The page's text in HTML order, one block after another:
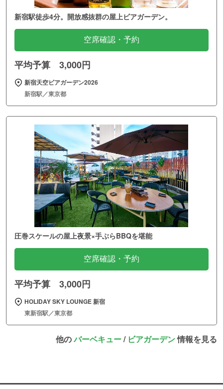
新宿駅徒歩4分。開放感抜群の屋上ビアガーデン。
空席確認・予約
平均予算 3,000円
新宿天空ビアガーデン2026
新宿駅／東京都
圧巻スケールの屋上夜景×手ぶらBBQを堪能
空席確認・予約
平均予算 3,000円
HOLIDAY SKY LOUNGE 新宿
東新宿駅／東京都
他のバーベキュー/ ビアガーデン情報を見る